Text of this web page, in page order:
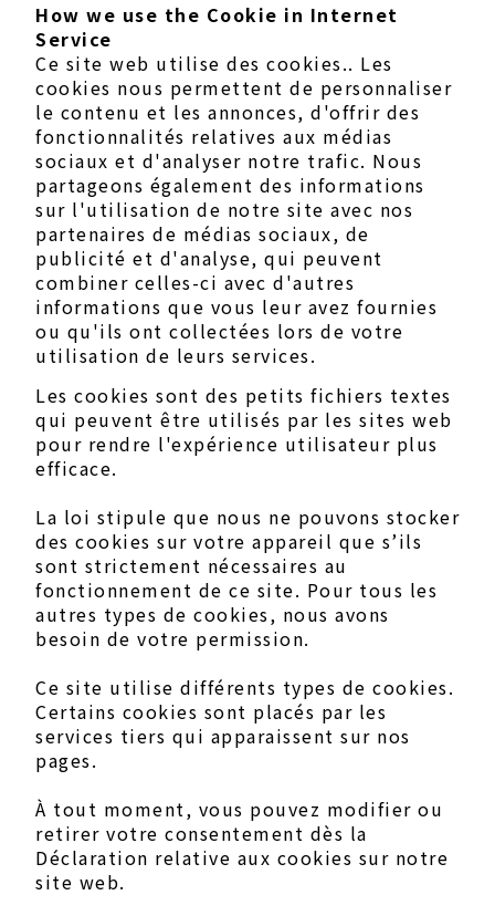
How we use the Cookie in Internet
Service
Ce site web utilise des cookies.. Les
cookies nous permettent de personnaliser
le contenu et les annonces, d'offrir des
fonctionnalités relatives aux médias
sociaux et d'analyser notre trafic. Nous
partageons également des informations
sur l'utilisation de notre site avec nos
partenaires de médias sociaux, de
publicité et d'analyse, qui peuvent
combiner celles-ci avec d'autres
informations que vous leur avez fournies
ou qu'ils ont collectées lors de votre
utilisation de leurs services.
Les cookies sont des petits fichiers textes
qui peuvent être utilisés par les sites web
pour rendre l'expérience utilisateur plus
efficace.
La loi stipule que nous ne pouvons stocker
des cookies sur votre appareil que s’ils
sont strictement nécessaires au
fonctionnement de ce site. Pour tous les
autres types de cookies, nous avons
besoin de votre permission.
Ce site utilise différents types de cookies.
Certains cookies sont placés par les
services tiers qui apparaissent sur nos
pages.
À tout moment, vous pouvez modifier ou
retirer votre consentement dès la
Déclaration relative aux cookies sur notre
site web.